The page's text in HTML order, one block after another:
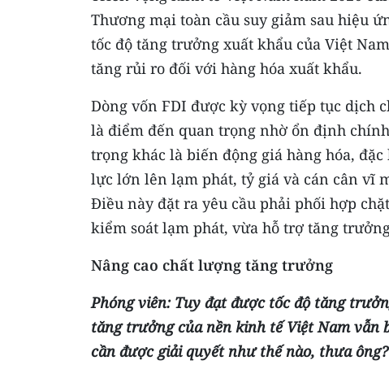
Thương mại toàn cầu suy giảm sau hiệu
tốc độ tăng trưởng xuất khẩu của Việt
tăng rủi ro đối với hàng hóa xuất khẩu.
Dòng vốn FDI được kỳ vọng tiếp tục dịch
là điểm đến quan trọng nhờ ổn định
trọng khác là biến động giá hàng hóa,
lực lớn lên lạm phát, tỷ giá và cán cân vĩ
Điều này đặt ra yêu cầu phải phối hợp
kiểm soát lạm phát, vừa hỗ trợ tăng
Nâng cao chất lượng tăng trưởng
Phóng viên: Tuy đạt được tốc độ tăng
tăng trưởng của nền kinh tế Việt Nam vẫn
cần được giải quyết như thế nào, thưa ông?